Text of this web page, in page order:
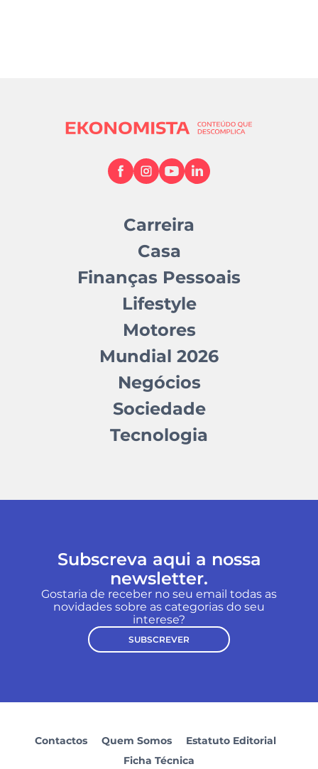
Carreira
Casa
Finanças Pessoais
Lifestyle
Motores
Mundial 2026
Negócios
Sociedade
Tecnologia
Subscreva aqui a nossa
newsletter.
Gostaria de receber no seu email todas as
novidades sobre as categorias do seu
interese?
SUBSCREVER
Contactos Quem Somos
Estatuto Editorial
Ficha Técnica